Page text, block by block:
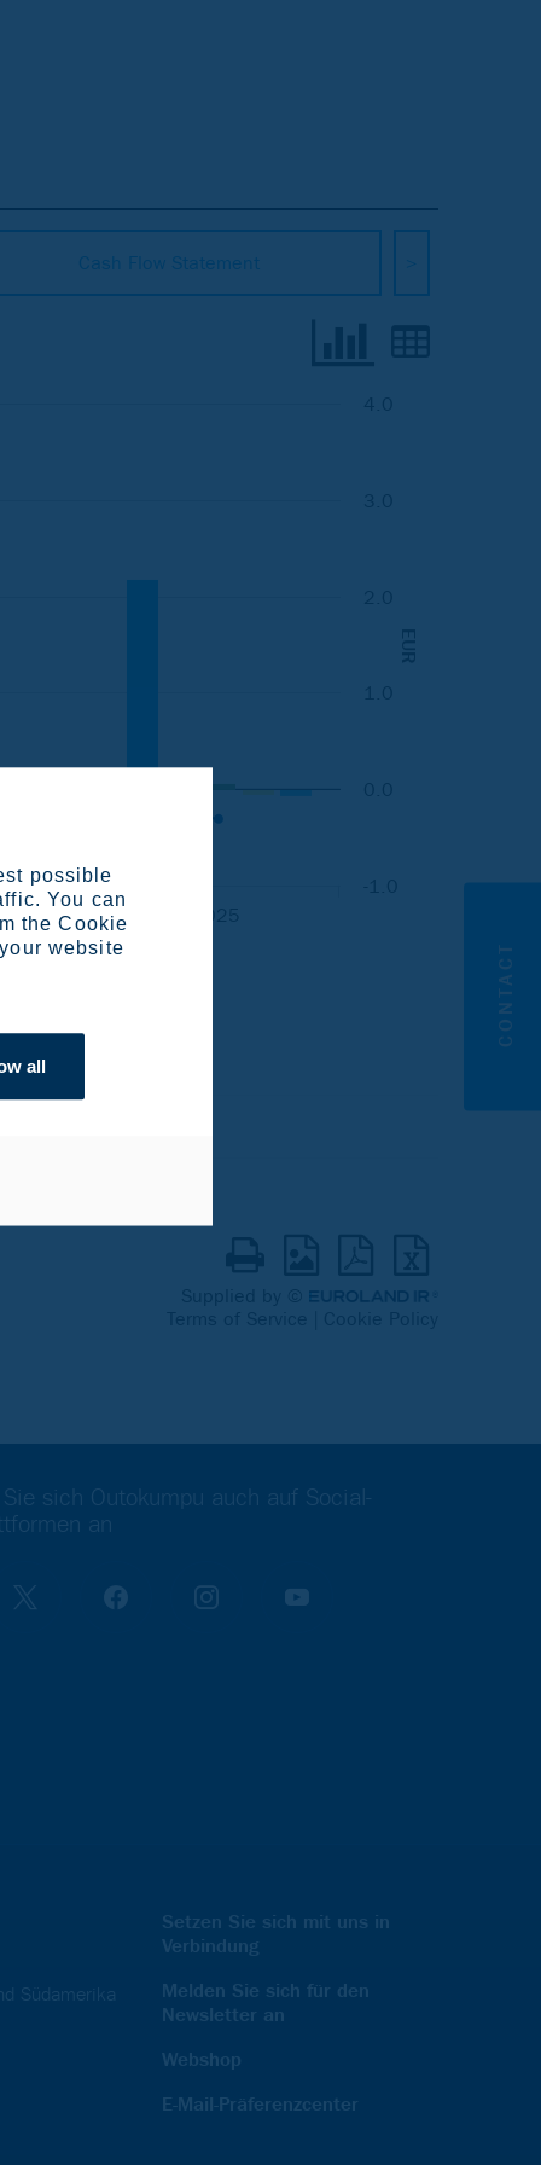
possible
You can
the Cookie
website
all
sich Outokumpu auch auf Social-
an
Südamerika
Setzen Sie sich mit uns in
Verbindung
Melden Sie sich für den
Newsletter an
Webshop
E-Mail-Präferenzcenter
CONTACT